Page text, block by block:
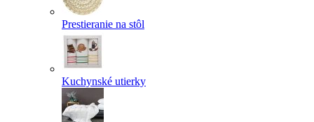
Prestieranie na stôl
Kuchynské utierky